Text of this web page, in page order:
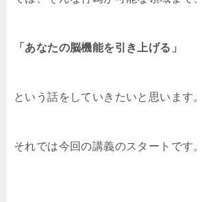
「あなたの脳機能を引き上げる」
という話をしていきたいと思います。
それでは今回の講義のスタートです。